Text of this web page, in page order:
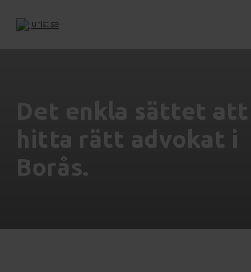
Det enkla sättet att
hitta rätt advokat i
Borås.